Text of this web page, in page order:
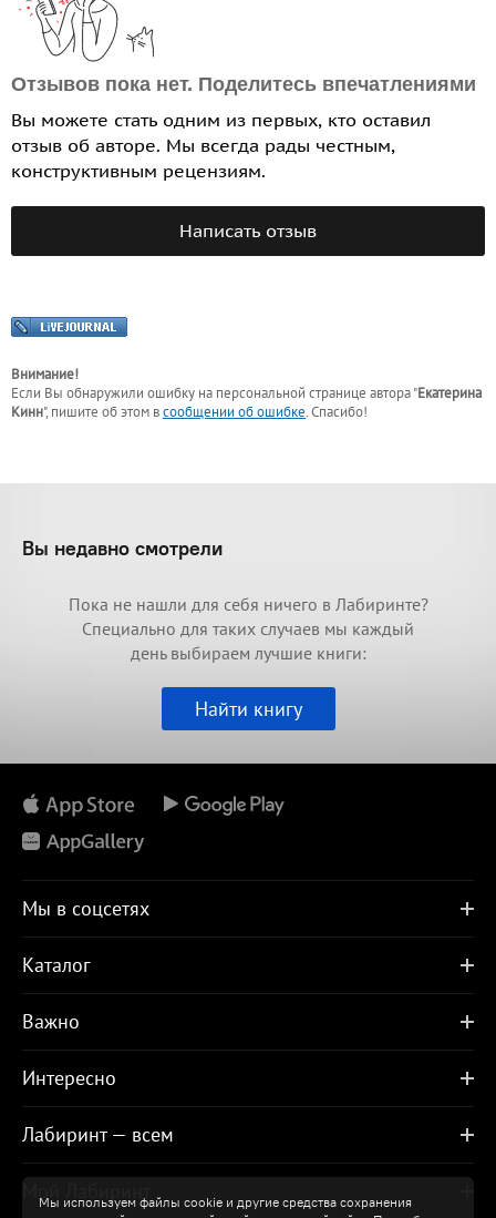
Отзывов пока нет. Поделитесь впечатлениями
Вы можете стать одним из первых, кто оставил
отзыв об авторе. Мы всегда рады честным,
конструктивным рецензиям.
Написать отзыв
Внимание!
Если Вы обнаружили ошибку на персональной странице автора "Екатерина
Кинн", пишите об этом всообщении об ошибке. Спасибо!
Мы используем файлы cookie и другие средства сохранения
Вы недавно смотрели
Пока не нашли для себя ничего в Лабиринте?
Специально для таких случаев мы каждый
день выбираем лучшие книги:
Найти книгу
Мы в соцсетях
Каталог
Важно
Интересно
Лабиринт — всем